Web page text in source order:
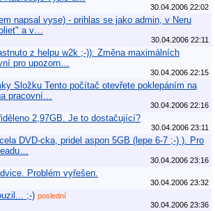
30.04.2006 22:02
napsal vyse) - prihlas se jako admin, v Neru
a v…
30.04.2006 22:11
z helpu w2k ;-)): Změna maximálních
pro upozorn…
30.04.2006 22:15
Složku Tento počítač otevřete poklepáním na
pracovní…
30.04.2006 22:16
2,97GB. Je to dostačující?
30.04.2006 23:11
DVD-cka, pridel aspon 5GB (lepe 6-7 ;-) ). Pro
30.04.2006 23:16
Problém vyřešen.
30.04.2006 23:32
;-) poslední
30.04.2006 23:36